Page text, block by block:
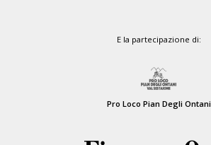
E la partecipazione di:
Pro Loco Pian Degli Ontani